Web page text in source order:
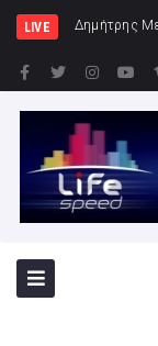
LIVE Δημήτρης